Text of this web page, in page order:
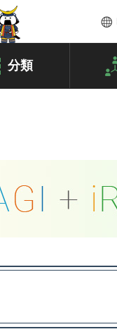
分類